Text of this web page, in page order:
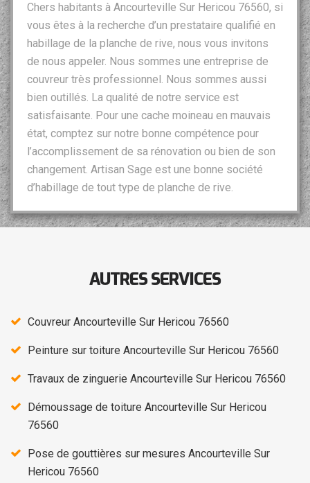
Chers habitants à Ancourteville Sur Hericou 76560, si
vous êtes à la recherche d’un prestataire qualifié en
habillage de la planche de rive, nous vous invitons
de nous appeler. Nous sommes une entreprise de
couvreur très professionnel. Nous sommes aussi
bien outillés. La qualité de notre service est
satisfaisante. Pour une cache moineau en mauvais
état, comptez sur notre bonne compétence pour
l’accomplissement de sa rénovation ou bien de son
changement. Artisan Sage est une bonne société
d’habillage de tout type de planche de rive.
AUTRES SERVICES
Couvreur Ancourteville Sur Hericou 76560
Peinture sur toiture Ancourteville Sur Hericou 76560
Travaux de zinguerie Ancourteville Sur Hericou 76560
Démoussage de toiture Ancourteville Sur Hericou
76560
Pose de gouttières sur mesures Ancourteville Sur
Hericou 76560